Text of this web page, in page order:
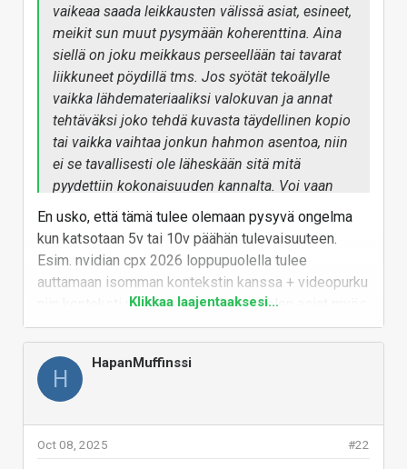
vaikeaa saada leikkausten välissä asiat, esineet,
meikit sun muut pysymään koherenttina. Aina
siellä on joku meikkaus perseellään tai tavarat
liikkuneet pöydillä tms. Jos syötät tekoälylle
vaikka lähdemateriaaliksi valokuvan ja annat
tehtäväksi joko tehdä kuvasta täydellinen kopio
tai vaikka vaihtaa jonkun hahmon asentoa, niin
ei se tavallisesti ole läheskään sitä mitä
pyydettiin kokonaisuuden kannalta. Voi vaan
kuvitella miten paljon vaihtelua eri leikkausten
välillä olisi jos tosiaan joku kokoillan elokuva
tehtäisiin tekoälyllä tuommoisista 10 sekunnin
klipeistä. Toki vuoden tai parin päästä tilanne
voi taas olla kehittynyt.
En usko, että tämä tulee olemaan pysyvä ongelma
kun katsotaan 5v tai 10v päähän tulevaisuuteen.
Esim. nvidian cpx 2026 loppupuolella tulee
auttamaan isomman kontekstin kanssa + videopurku
niin konteksti voi olla video. Softapuolen asiat myös
auttavat. Leffa joka tapauksessa pätkitään osiin eikä
tehdä one shottina. Oikeissa leffoissahan on
tyyppi/tyyppejä paikalla jotka ottaa kuvat alkuunsa ja
ennen uusintaotosta kuvan pohjalta järjestelevät
alkutilanteesta(parempi kuin kasa kuvia,
Klikkaa laajentaaksesi...
H
HapanMuffinssi
#22
Oct 08, 2025